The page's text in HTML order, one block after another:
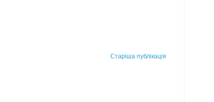
Старіша публікація